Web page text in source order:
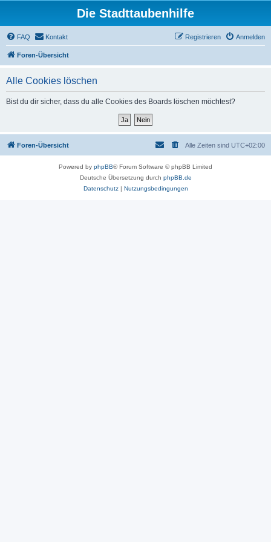
Die Stadttaubenhilfe
FAQ Kontakt Anmelden
Registrieren
Foren-Übersicht
Alle Cookies löschen
Bist du dir sicher, dass du alle Cookies des Boards löschen möchtest?
Foren-Übersicht Alle Zeiten sind UTC+02:00
Powered by phpBB® Forum Software © phpBB Limited
Deutsche Übersetzung durch phpBB.de
Datenschutz| Nutzungsbedingungen